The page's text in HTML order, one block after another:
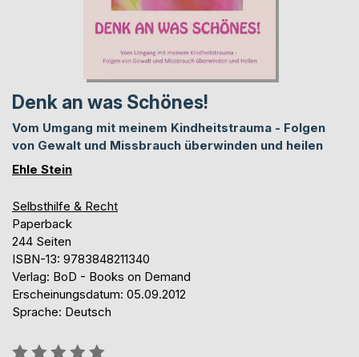
Denk an was Schönes!
Vom Umgang mit meinem Kindheitstrauma - Folgen
von Gewalt und Missbrauch überwinden und heilen
Ehle Stein
Selbsthilfe & Recht
Paperback
244 Seiten
ISBN-13: 9783848211340
Verlag: BoD - Books on Demand
Erscheinungsdatum: 05.09.2012
Sprache: Deutsch
Bewertung::